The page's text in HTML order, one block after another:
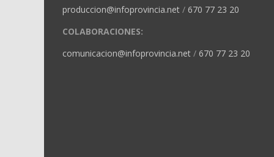
produccion@infoprovincia.net / 670 77 23 20
COLABORACIONES:
comunicacion@infoprovincia.net / 670 77 23 20